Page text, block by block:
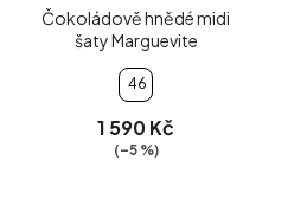
Čokoládově hnědé midi
šaty Marguevite
46
1 590 Kč
(–5 %)